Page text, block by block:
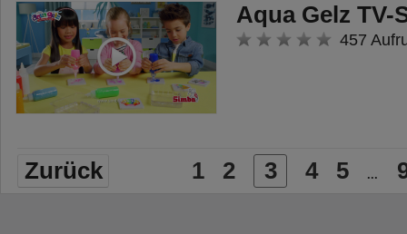
Aqua Gelz TV-
457
Zurück 1 2 3 4 5 ...